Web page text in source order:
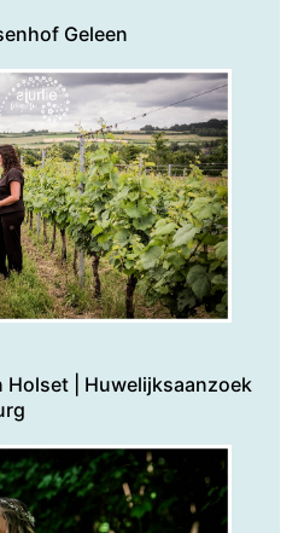
Geleen
Holset | Huwelijksaanzoek